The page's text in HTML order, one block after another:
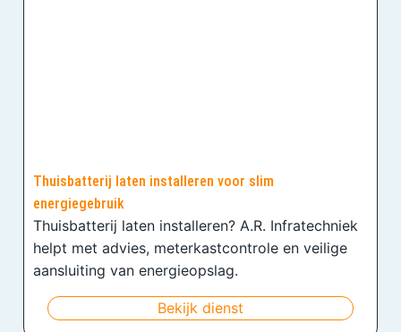
Thuisbatterij laten installeren voor slim
energiegebruik
Thuisbatterij laten installeren? A.R. Infratechniek
helpt met advies, meterkastcontrole en veilige
aansluiting van energieopslag.
Bekijk dienst